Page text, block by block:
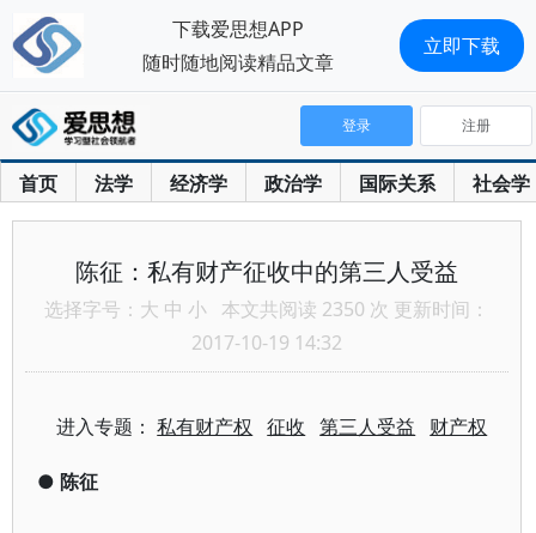
首页 法学 经济学 政治学 国际关系 社会学
登录 注册
陈征：私有财产征收中的第三人受益
选择字号： 大 中 小 本文共阅读 2350 次 更新时间：
2017-10-19 14:32
进入专题：私有财产权 征收 第三人受益 财产权
● 陈征
下载爱思想APP
随时随地阅读精品文章
立即下载